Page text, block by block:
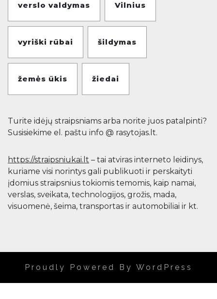
verslo valdymas Vilnius
vyriški rūbai šildymas
žemės ūkis žiedai
Turite idėjų straipsniams arba norite juos patalpinti?
Susisiekime el. paštu info @ rasytojas.lt.
https://straipsniukai.lt – tai atviras interneto leidinys,
kuriame visi norintys gali publikuoti ir perskaityti
įdomius straipsnius tokiomis temomis, kaip namai,
verslas, sveikata, technologijos, grožis, mada,
visuomenė, šeima, transportas ir automobiliai ir kt.
Proudly Powered By WordPress